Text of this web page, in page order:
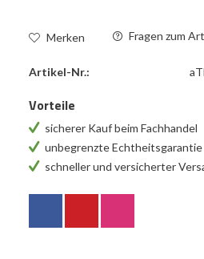
Merken Fragen zum
Artikel-Nr.:
Vorteile
sicherer Kauf beim Fachhandel
unbegrenzte Echtheitsgarantie
schneller und versicherter